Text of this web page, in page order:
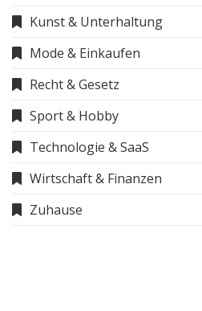
Kunst & Unterhaltung
Mode & Einkaufen
Recht & Gesetz
Sport & Hobby
Technologie & SaaS
Wirtschaft & Finanzen
Zuhause